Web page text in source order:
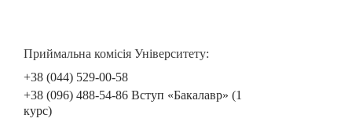
Приймальна комісія Університету:
+38 (044) 529-00-58
+38 (096) 488-54-86 Вступ «Бакалавр» (1
курс)